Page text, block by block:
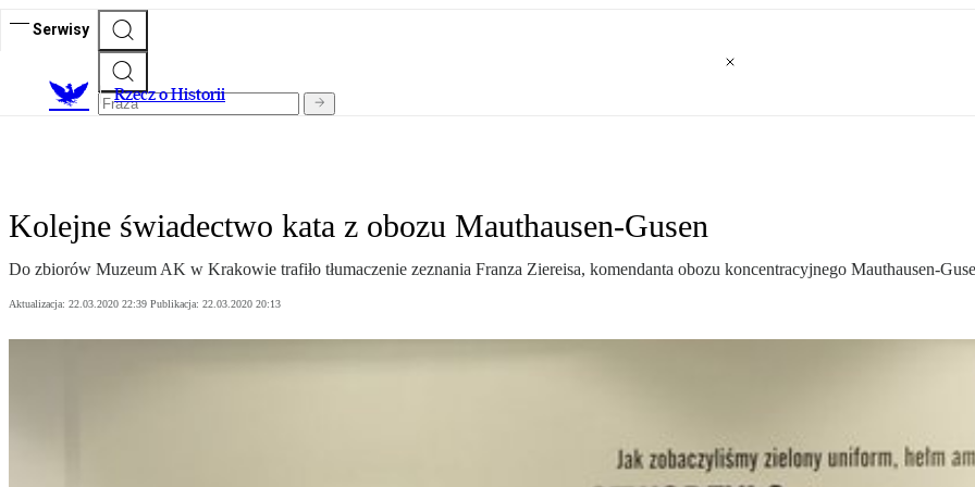
Serwisy
Rzecz o Historii
Kolejne świadectwo kata z obozu Mauthausen-Gusen
Do zbiorów Muzeum AK w Krakowie trafiło tłumaczenie zeznania Franza Ziereisa, komendanta obozu koncentracyjnego Mauthausen-
Aktualizacja: 22.03.2020 22:39 Publikacja: 22.03.2020 20:13